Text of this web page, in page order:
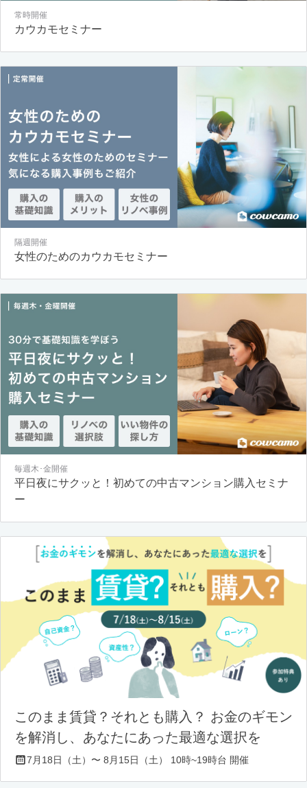
常時開催
カウカモセミナー
隔週開催
女性のためのカウカモセミナー
毎週木･金開催
平日夜にサクッと！初めての中古マンション購入セミナ
ー
このまま賃貸？それとも購入？ お金のギモン
を解消し、あなたにあった最適な選択を
7月18日（土）〜 8月15日（土） 10時~19時台 開催